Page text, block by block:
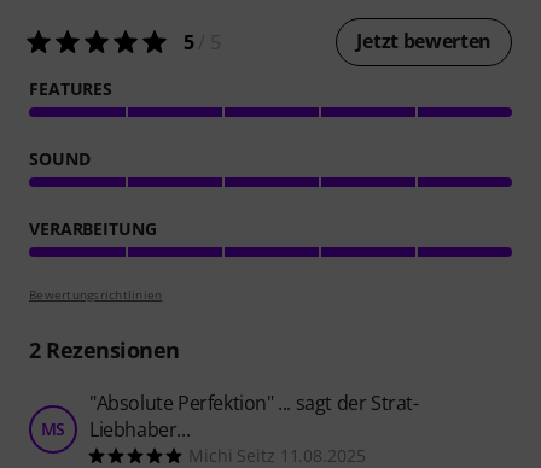
5/ 5 Jetzt bewerten
FEATURES
SOUND
VERARBEITUNG
Bewertungsrichtlinien
2Rezensionen
MS
"Absolute Perfektion" ... sagt der Strat-
Liebhaber...
Michi Seitz 11.08.2025